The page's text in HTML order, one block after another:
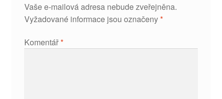
Vaše e-mailová adresa nebude zveřejněna.
Vyžadované informace jsou označeny*
Komentář*